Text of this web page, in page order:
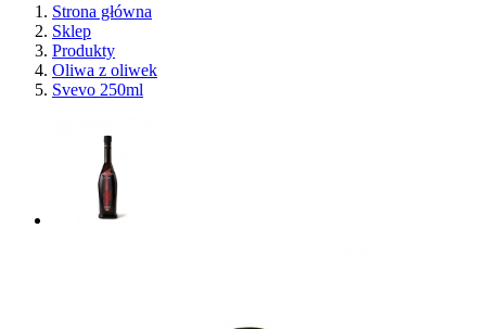
Strona główna
Sklep
Produkty
Oliwa z oliwek
Svevo 250ml